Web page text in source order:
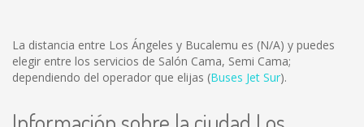
La distancia entre Los Ángeles y Bucalemu es (N/A) y puedes
elegir entre los servicios de Salón Cama, Semi Cama;
dependiendo del operador que elijas (Buses Jet Sur).